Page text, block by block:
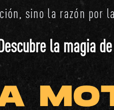
sino la razón por
la magia